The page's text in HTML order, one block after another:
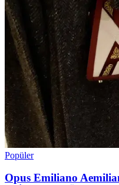
Popüler
Opus Emiliano